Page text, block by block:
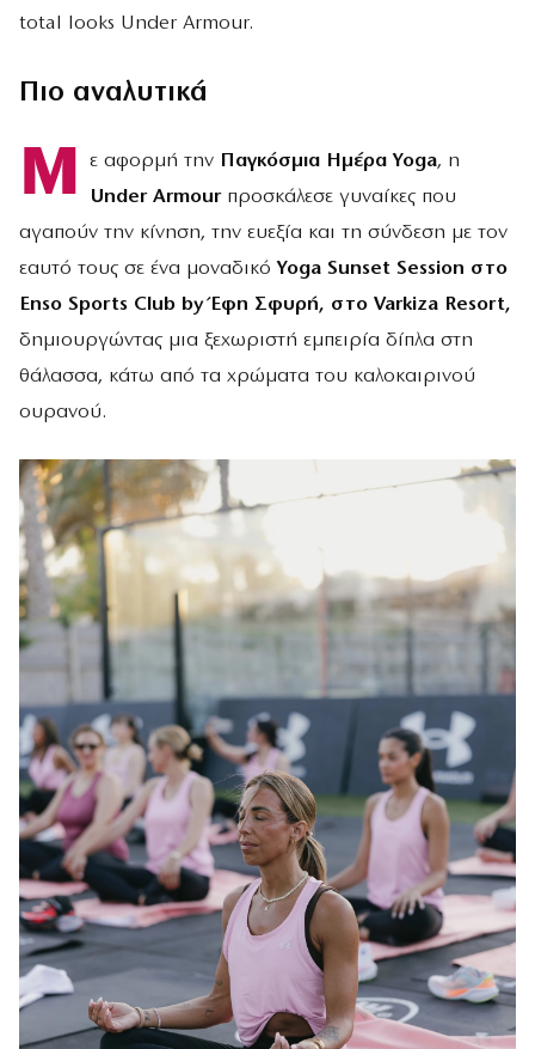
total looks Under Armour.
Πιο αναλυτικά
Μ ε αφορμή την Παγκόσμια Ημέρα Yoga, η
Under Armour προσκάλεσε γυναίκες που
αγαπούν την κίνηση, την ευεξία και τη σύνδεση με τον
εαυτό τους σε ένα μοναδικόYoga Sunset Session στο
Enso Sports Club by Έφη Σφυρή, στο Varkiza Resort,
δημιουργώντας μια ξεχωριστή εμπειρία δίπλα στη
θάλασσα, κάτω από τα χρώματα του καλοκαιρινού
ουρανού.